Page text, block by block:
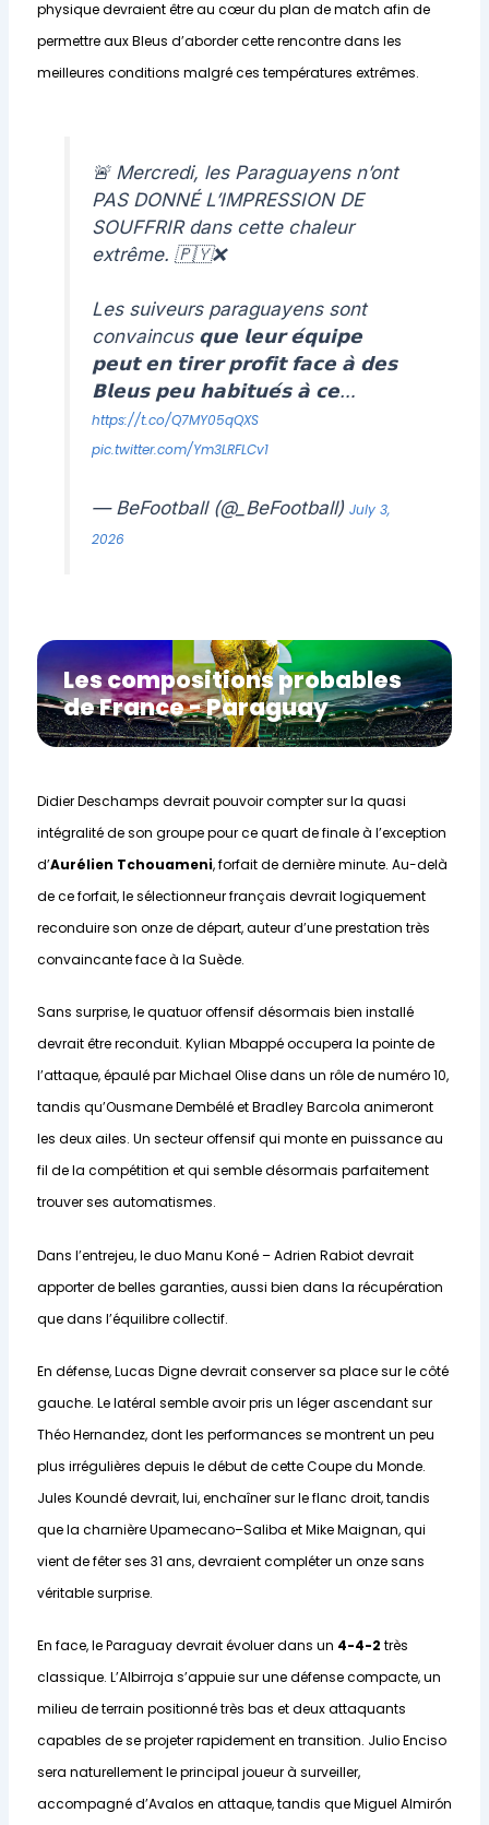
physique devraient être au cœur du plan de match afin de
permettre aux Bleus d’aborder cette rencontre dans les
meilleures conditions malgré ces températures extrêmes.
🚨 Mercredi, les Paraguayens n’ont
PAS DONNÉ L’IMPRESSION DE
SOUFFRIR dans cette chaleur
extrême. 🇵🇾❌
Les suiveurs paraguayens sont
convaincus 𝗾𝘂𝗲 𝗹𝗲𝘂𝗿 𝗲́𝗾𝘂𝗶𝗽𝗲
𝗽𝗲𝘂𝘁 𝗲𝗻 𝘁𝗶𝗿𝗲𝗿 𝗽𝗿𝗼𝗳𝗶𝘁 𝗳𝗮𝗰𝗲 𝗮̀ 𝗱𝗲𝘀
𝗕𝗹𝗲𝘂𝘀 𝗽𝗲𝘂 𝗵𝗮𝗯𝗶𝘁𝘂𝗲́𝘀 𝗮̀ 𝗰𝗲…
https://t.co/Q7MY05qQXS
pic.twitter.com/Ym3LRFLCv1
— BeFootball (@_BeFootball)July 3,
2026
Les compositions probables
de France - Paraguay
Didier Deschamps devrait pouvoir compter sur la quasi
intégralité de son groupe pour ce quart de finale à l’exception
d’Aurélien Tchouameni, forfait de dernière minute. Au-delà
de ce forfait, le sélectionneur français devrait logiquement
reconduire son onze de départ, auteur d’une prestation très
convaincante face à la Suède.
Sans surprise, le quatuor offensif désormais bien installé
devrait être reconduit. Kylian Mbappé occupera la pointe de
l’attaque, épaulé par Michael Olise dans un rôle de numéro 10,
tandis qu’Ousmane Dembélé et Bradley Barcola animeront
les deux ailes. Un secteur offensif qui monte en puissance au
fil de la compétition et qui semble désormais parfaitement
trouver ses automatismes.
Dans l’entrejeu, le duo Manu Koné – Adrien Rabiot devrait
apporter de belles garanties, aussi bien dans la récupération
que dans l’équilibre collectif.
En défense, Lucas Digne devrait conserver sa place sur le côté
gauche. Le latéral semble avoir pris un léger ascendant sur
Théo Hernandez, dont les performances se montrent un peu
plus irrégulières depuis le début de cette Coupe du Monde.
Jules Koundé devrait, lui, enchaîner sur le flanc droit, tandis
que la charnière Upamecano–Saliba et Mike Maignan, qui
vient de fêter ses 31 ans, devraient compléter un onze sans
véritable surprise.
En face, le Paraguay devrait évoluer dans un 4-4-2 très
classique. L’Albirroja s’appuie sur une défense compacte, un
milieu de terrain positionné très bas et deux attaquants
capables de se projeter rapidement en transition. Julio Enciso
sera naturellement le principal joueur à surveiller,
accompagné d’Avalos en attaque, tandis que Miguel Almirón